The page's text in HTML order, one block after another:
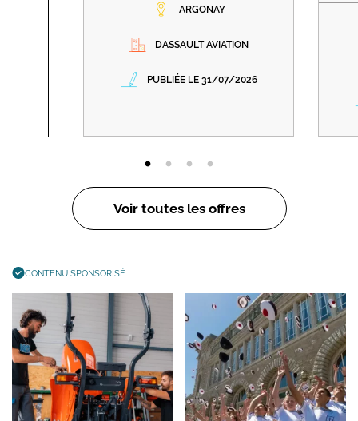
ARGONAY
DASSAULT AVIATION
PUBLIÉE LE 31/07/2026
Voir toutes les offres
CONTENU SPONSORISÉ